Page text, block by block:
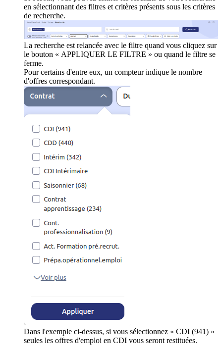
en sélectionnant des filtres et critères présents sous les critères
de recherche.
La recherche est relancée avec le filtre quand vous cliquez sur
le bouton « APPLIQUER LE FILTRE » ou quand le filtre se
ferme.
Pour certains d'entre eux, un compteur indique le nombre
d'offres correspondant.
Dans l'exemple ci-dessus, si vous sélectionnez « CDI (941) »
seules les offres d'emploi en CDI vous seront restituées.